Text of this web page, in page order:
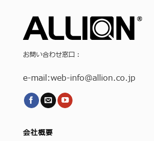
お問い合わせ窓口：
e-mail:web-info@allion.co.jp
会社概要